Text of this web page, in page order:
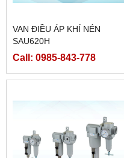
VAN ĐIỀU ÁP KHÍ NÉN
SAU620H
Call: 0985-843-778